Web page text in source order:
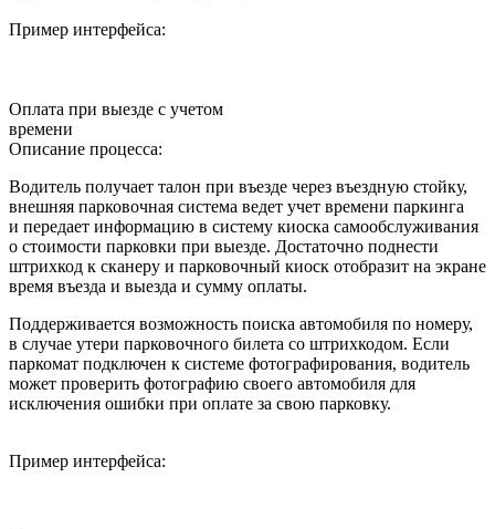
Пример интерфейса:
Оплата при выезде с учетом
времени
Описание процесса:
Водитель получает талон при въезде через въездную стойку,
внешняя парковочная система ведет учет времени паркинга
и передает информацию в систему киоска самообслуживания
о стоимости парковки при выезде. Достаточно поднести
штрихкод к сканеру и парковочный киоск отобразит на экране
время въезда и выезда и сумму оплаты.
Поддерживается возможность поиска автомобиля по номеру,
в случае утери парковочного билета со штрихкодом. Если
паркомат подключен к системе фотографирования, водитель
может проверить фотографию своего автомобиля для
исключения ошибки при оплате за свою парковку.
Пример интерфейса: